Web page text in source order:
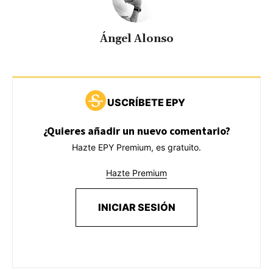
Ángel Alonso
USCRÍBETE EPY
¿Quieres añadir un nuevo comentario?
Hazte EPY Premium, es gratuito.
Hazte Premium
INICIAR SESIÓN